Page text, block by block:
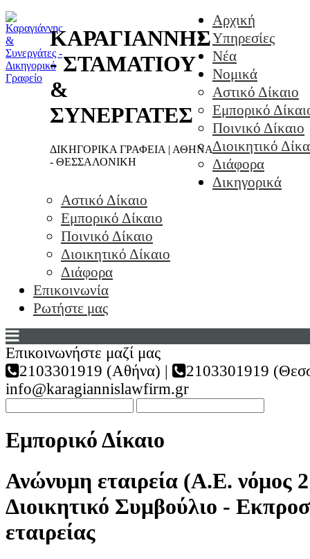
ΚΑΡΑΓΙΑΝΝΗΣ
- ΣΤΑΜΑΤΙΟΥ
&
ΣΥΝΕΡΓΑΤΕΣ
ΔΙΚΗΓΟΡΙΚΑ ΓΡΑΦΕΙΑ | ΑΘΗΝΑ
- ΘΕΣΣΑΛΟΝΙΚΗ
Αρχική
Υπηρεσίες
Νέα
Νομικά
Αστικό Δίκαιο
Εμπορικό
Ποινικό Δίκαιο
Διοικητικό
Διάφορα
Δικηγορικά
Αστικό Δίκαιο
Εμπορικό Δίκαιο
Ποινικό Δίκαιο
Διοικητικό Δίκαιο
Διάφορα
Επικοινωνία
Ρωτήστε μας
Επικοινωνήστε μαζί μας
2103301919 (Αθήνα) |
2103301919
info@karagiannislawfirm.gr
Εμπορικό Δίκαιο
Ανώνυμη εταιρεία (Α.Ε. νόμος
Διοικητικό Συμβούλιο -
εταιρείας